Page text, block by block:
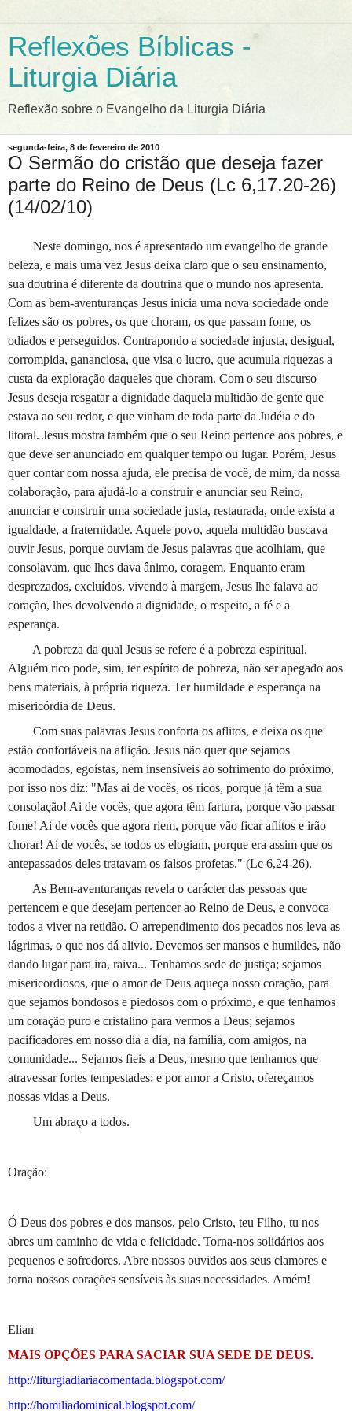
Reflexões Bíblicas -
Liturgia Diária
Reflexão sobre o Evangelho da Liturgia Diária
segunda-feira, 8 de fevereiro de 2010
O Sermão do cristão que deseja fazer
parte do Reino de Deus (Lc 6,17.20-26)
(14/02/10)
Neste domingo, nos é apresentado um evangelho de grande
beleza, e mais uma vez Jesus deixa claro que o seu ensinamento,
sua doutrina é diferente da doutrina que o mundo nos apresenta.
Com as bem-aventuranças Jesus inicia uma nova sociedade onde
felizes são os pobres, os que choram, os que passam fome, os
odiados e perseguidos. Contrapondo a sociedade injusta, desigual,
corrompida, gananciosa, que visa o lucro, que acumula riquezas a
custa da exploração daqueles que choram. Com o seu discurso
Jesus deseja resgatar a dignidade daquela multidão de gente que
estava ao seu redor, e que vinham de toda parte da Judéia e do
litoral. Jesus mostra também que o seu Reino pertence aos pobres, e
que deve ser anunciado em qualquer tempo ou lugar. Porém, Jesus
quer contar com nossa ajuda, ele precisa de você, de mim, da nossa
colaboração, para ajudá-lo a construir e anunciar seu Reino,
anunciar e construir uma sociedade justa, restaurada, onde exista a
igualdade, a fraternidade. Aquele povo, aquela multidão buscava
ouvir Jesus, porque ouviam de Jesus palavras que acolhiam, que
consolavam, que lhes dava ânimo, coragem. Enquanto eram
desprezados, excluídos, vivendo à margem, Jesus lhe falava ao
coração, lhes devolvendo a dignidade, o respeito, a fé e a
esperança.
A pobreza da qual Jesus se refere é a pobreza espiritual.
Alguém rico pode, sim, ter espírito de pobreza, não ser apegado aos
bens materiais, à própria riqueza. Ter humildade e esperança na
misericórdia de Deus.
Com suas palavras Jesus conforta os aflitos, e deixa os que
estão confortáveis na aflição. Jesus não quer que sejamos
acomodados, egoístas, nem insensíveis ao sofrimento do próximo,
por isso nos diz: "Mas ai de vocês, os ricos, porque já têm a sua
consolação! Ai de vocês, que agora têm fartura, porque vão passar
fome! Ai de vocês que agora riem, porque vão ficar aflitos e irão
chorar! Ai de vocês, se todos os elogiam, porque era assim que os
antepassados deles tratavam os falsos profetas." (Lc 6,24-26).
As Bem-aventuranças revela o carácter das pessoas que
pertencem e que desejam pertencer ao Reino de Deus, e convoca
todos a viver na retidão. O arrependimento dos pecados nos leva as
lágrimas, o que nos dá alivio. Devemos ser mansos e humildes, não
dando lugar para ira, raiva... Tenhamos sede de justiça; sejamos
misericordiosos, que o amor de Deus aqueça nosso coração, para
que sejamos bondosos e piedosos com o próximo, e que tenhamos
um coração puro e cristalino para vermos a Deus; sejamos
pacificadores em nosso dia a dia, na família, com amigos, na
comunidade... Sejamos fieis a Deus, mesmo que tenhamos que
atravessar fortes tempestades; e por amor a Cristo, ofereçamos
nossas vidas a Deus.
Um abraço a todos.
Oração:
Ó Deus dos pobres e dos mansos, pelo Cristo, teu Filho, tu nos
abres um caminho de vida e felicidade. Torna-nos solidários aos
pequenos e sofredores. Abre nossos ouvidos aos seus clamores e
torna nossos corações sensíveis às suas necessidades. Amém!
Elian
MAIS OPÇÕES PARA SACIAR SUA SEDE DE DEUS.
http://liturgiadiariacomentada.blogspot.com/
http://homiliadominical.blogspot.com/